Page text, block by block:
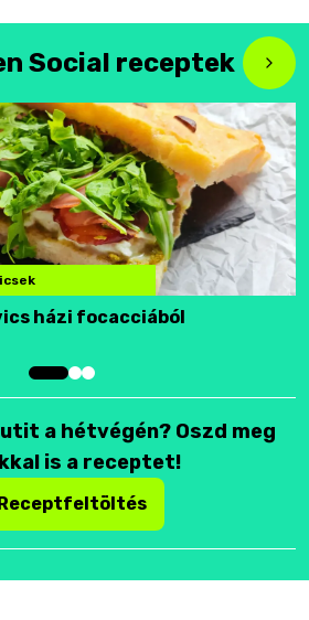
Social receptek
házi focacciából
a hétvégén? Oszd meg
is a receptet!